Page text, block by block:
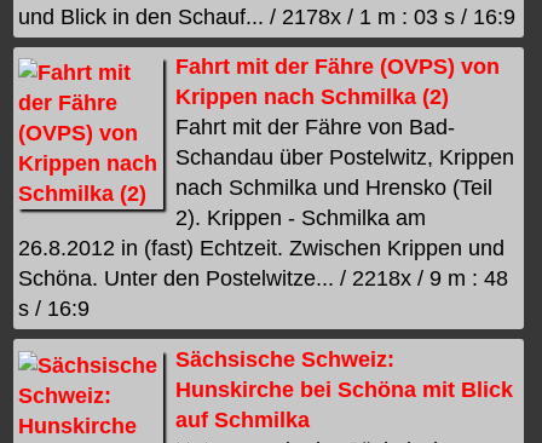
und Blick in den Schauf... / 2178x / 1 m : 03 s / 16:9
Fahrt mit der Fähre (OVPS) von
Krippen nach Schmilka (2)
Fahrt mit der Fähre von Bad-
Schandau über Postelwitz, Krippen
nach Schmilka und Hrensko (Teil
2). Krippen - Schmilka am
26.8.2012 in (fast) Echtzeit. Zwischen Krippen und
Schöna. Unter den Postelwitze... / 2218x / 9 m : 48
s / 16:9
Sächsische Schweiz:
Hunskirche bei Schöna mit Blick
auf Schmilka